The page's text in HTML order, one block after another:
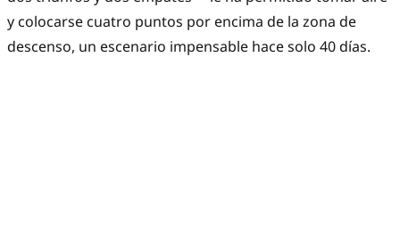
y colocarse cuatro puntos por encima de la zona de
descenso, un escenario impensable hace solo 40 días.